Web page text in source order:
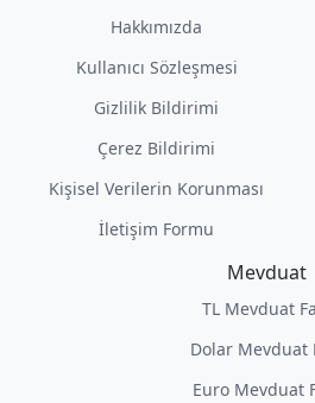
Hakkımızda
Kullanıcı Sözleşmesi
Gizlilik Bildirimi
Çerez Bildirimi
Kişisel Verilerin Korunması
İletişim Formu
Mevduat
TL Mevduat
Dolar Mevduat
Euro Mevduat